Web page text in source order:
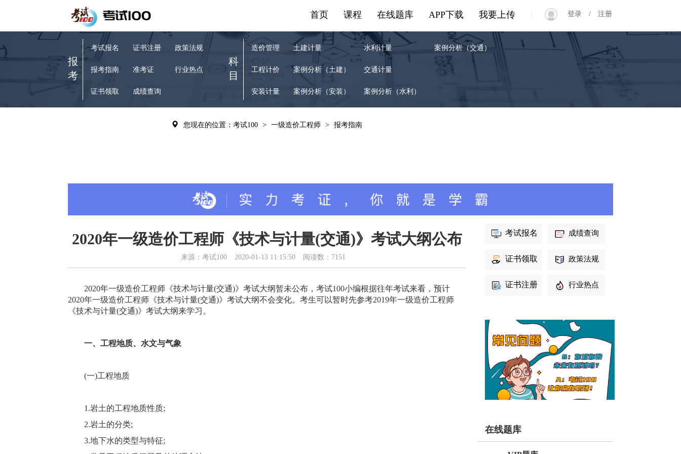
登录/ 注册
我要上传
APP下载
在线题库
课程
首页
报
考
考试报名
报考指南
证书领取
证书注册
准考证
成绩查询
政策法规
行业热点
科
目
造价管理
工程计价
安装计量
土建计量
案例分析（土建）
案例分析（安装）
水利计量
交通计量
案例分析（水利）
案例分析（交通）
您现在的位置：考试100 > 一级造价工程师 > 报考指南
2020年一级造价工程师《技术与计量(交通)》考试大纲公布
来源：考试100 2020-01-13 11:15:50 阅读数：7151
2020年一级造价工程师《技术与计量(交通)》考试大纲暂未公布，考试100小编根据往年考试来看，预计
2020年一级造价工程师《技术与计量(交通)》考试大纲不会变化。考生可以暂时先参考2019年一级造价工程师
《技术与计量(交通)》考试大纲来学习。
一、工程地质、水文与气象
(一)工程地质
1.岩土的工程地质性质;
2.岩土的分类;
3.地下水的类型与特征;
考试报名
证书领取
证书注册
成绩查询
政策法规
行业热点
在线题库